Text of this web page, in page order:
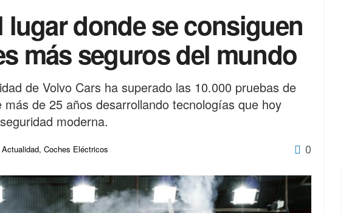
lugar donde se consiguen
más seguros del mundo
de Volvo Cars ha superado las 10.000 pruebas de
más de 25 años desarrollando tecnologías que hoy
moderna.
, Coches Eléctricos 0